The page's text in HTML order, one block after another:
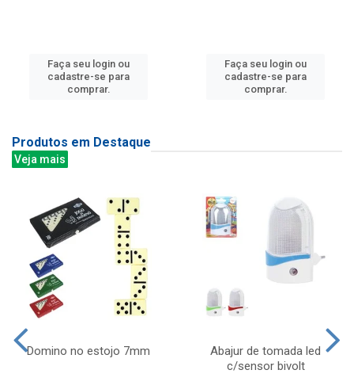
Faça seu login ou
cadastre-se para
comprar.
Faça seu login ou
cadastre-se para
comprar.
Produtos em Destaque
Veja mais
Domino no estojo 7mm
Abajur de tomada led
c/sensor bivolt